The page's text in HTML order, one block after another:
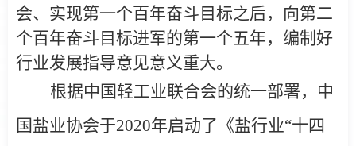
会、实现第一个百年奋斗目标之后，向第二
个百年奋斗目标进军的第一个五年，编制好
行业发展指导意见意义重大。
根据中国轻工业联合会的统一部署，中
国盐业协会于2020年启动了《盐行业“十四